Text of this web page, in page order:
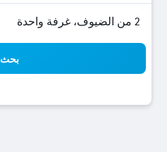
2 من الضيوف، غرفة واحدة
بحث